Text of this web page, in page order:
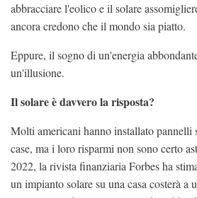
abbracciare l'eolico e il solare
ancora credono che il mondo sia piatto.
Eppure, il sogno di un'energia
un'illusione.
Il solare è davvero la risposta?
Molti americani hanno installato pannelli
case, ma i loro risparmi non sono certo
2022, la rivista finanziaria Forbes ha
un impianto solare su una casa costerà a